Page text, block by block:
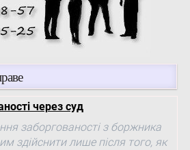
через суд
заборгованості з боржника
здійснити лише після того, як